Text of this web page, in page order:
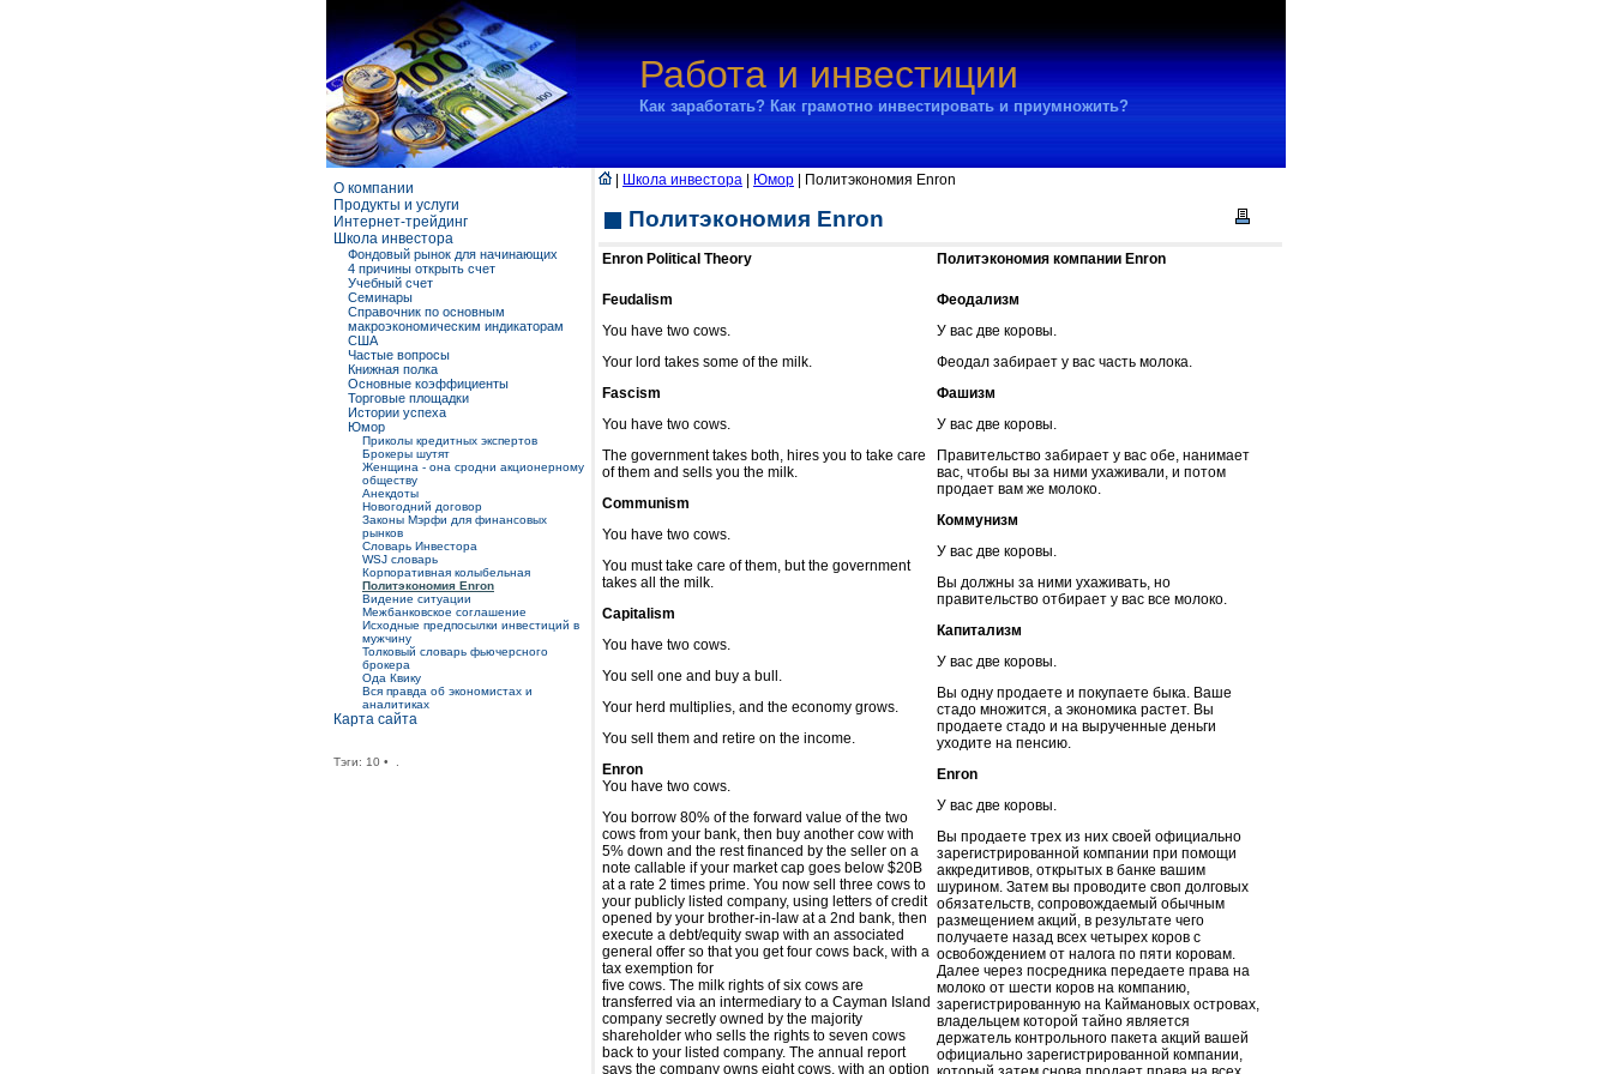
Работа и инвестиции
Как заработать? Как грамотно инвестировать и приумножить?
О компании
Продукты и услуги
Интернет-трейдинг
Школа инвестора
Фондовый рынок для начинающих
4 причины открыть счет
Учебный счет
Семинары
Справочник по основным
макроэкономическим индикаторам
США
Частые вопросы
Книжная полка
Основные коэффициенты
Торговые площадки
Истории успеха
Юмор
Приколы кредитных экспертов
Брокеры шутят
Женщина - она сродни акционерному
обществу
Анекдоты
Новогодний договор
Законы Мэрфи для финансовых
рынков
Словарь Инвестора
WSJ словарь
Корпоративная колыбельная
Политэкономия Enron
Видение ситуации
Межбанковское соглашение
Исходные предпосылки инвестиций в
мужчину
Толковый словарь фьючерсного
брокера
Ода Квику
Вся правда об экономистах и
аналитиках
Карта сайта
Тэги: 10 •
Школа инвестора Юмор | Политэкономия Enron
Политэкономия Enron
Enron Political Theory Политэкономия компании Enron
Feudalism
You have two cows.
Your lord takes some of the milk.
Fascism
You have two cows.
The government takes both, hires you to take care
of them and sells you the milk.
Communism
You have two cows.
You must take care of them, but the government
takes all the milk.
Capitalism
You have two cows.
You sell one and buy a bull.
Your herd multiplies, and the economy grows.
You sell them and retire on the income.
Enron
You have two cows.
You borrow 80% of the forward value of the two
cows from your bank, then buy another cow with
5% down and the rest financed by the seller on a
note callable if your market cap goes below $20B
at a rate 2 times prime. You now sell three cows to
your publicly listed company, using letters of credit
opened by your brother-in-law at a 2nd bank, then
execute a debt/equity swap with an associated
general offer so that you get four cows back, with a
tax exemption for
five cows. The milk rights of six cows are
transferred via an intermediary to a Cayman Island
company secretly owned by the majority
shareholder who sells the rights to seven cows
back to your listed company. The annual report
says the company owns eight cows, with an option
Феодализм
У вас две коровы.
Феодал забирает у вас часть молока.
Фашизм
У вас две коровы.
Правительство забирает у вас обе, нанимает
вас, чтобы вы за ними ухаживали, и потом
продает вам же молоко.
Коммунизм
У вас две коровы.
Вы должны за ними ухаживать, но
правительство отбирает у вас все молоко.
Капитализм
У вас две коровы.
Вы одну продаете и покупаете быка. Ваше
стадо множится, а экономика растет. Вы
продаете стадо и на вырученные деньги
уходите на пенсию.
Enron
У вас две коровы.
Вы продаете трех из них своей официально
зарегистрированной компании при помощи
аккредитивов, открытых в банке вашим
шурином. Затем вы проводите своп долговых
обязательств, сопровождаемый обычным
размещением акций, в результате чего
получаете назад всех четырех коров с
освобождением от налога по пяти коровам.
Далее через посредника передаете права на
молоко от шести коров на компанию,
зарегистрированную на Каймановых островах,
владельцем которой тайно является
держатель контрольного пакета акций вашей
официально зарегистрированной компании,